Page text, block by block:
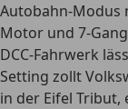
Autobahn-Modus
Motor und 7-
DCC-Fahrwerk
Setting zollt
in der Eifel Tribut,